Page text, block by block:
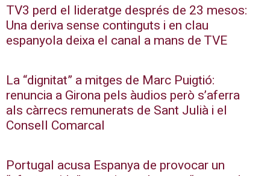
TV3 perd el lideratge després de 23 mesos:
Una deriva sense continguts i en clau
espanyola deixa el canal a mans de TVE
La “dignitat” a mitges de Marc Puigtió:
renuncia a Girona pels àudios però s’aferra
als càrrecs remunerats de Sant Julià i el
Consell Comarcal
Portugal acusa Espanya de provocar un